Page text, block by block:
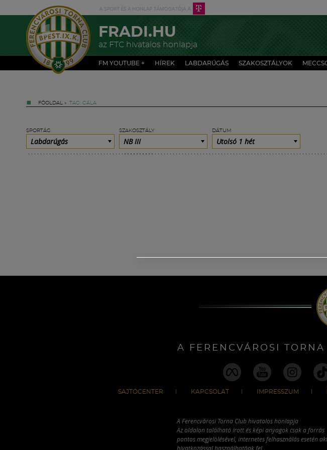
FRADI.HU
az FTC hivatalos honlapja
FM YOUTUBE + HÍREK LABDARÚGÁS SZAKOSZTÁLYOK
FŐOLDAL » TAG: GÁLA
SPORTÁG
Labdarúgás
SZAKOSZTÁLY
NB III
DÁTUM
Utolsó 1 hét
A FERENCVÁROSI
SAJTÓCENTER KAPCSOLAT IMPRESSZUM
A Ferencvárosi Torna Club hivatalos honlapja
Az oldalon található írott és képi anyagok csak a forrás
pontos megjelölésével, internetes felhasználás esetén
hivatkozással használhatóak fel.